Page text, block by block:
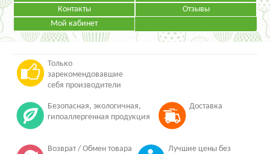
Режим работы:
Пн-Пт: с 09.00 до 19.00
НАПИСАТЬ ПИСЬМО
Контакты
Отзывы
Мой кабинет
Только
зарекомендовавшие
себя производители
Безопасная, экологичная,
гипоаллергенная продукция
Доставка
Возврат / Обмен товара
Лучшие цены без